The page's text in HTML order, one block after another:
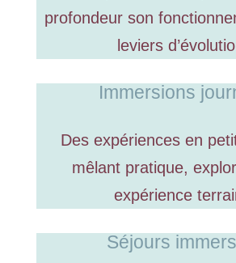
profondeur son
leviers
Immersions
Des expériences en
mêlant pratique,
expérience
Séjours